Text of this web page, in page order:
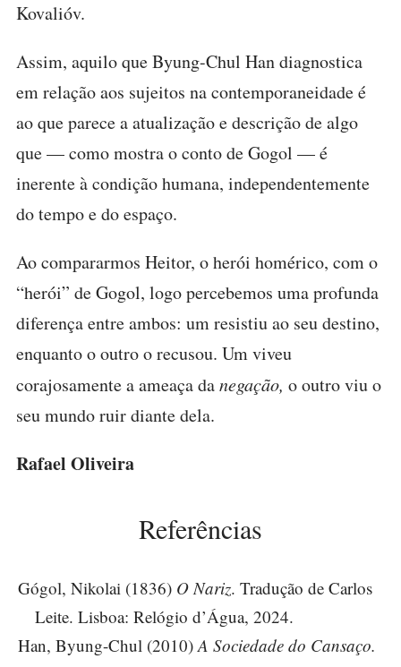
Kovalióv.
Assim, aquilo que Byung-Chul Han diagnostica
em relação aos sujeitos na contemporaneidade é
ao que parece a atualização e descrição de algo
que — como mostra o conto de Gogol — é
inerente à condição humana, independentemente
do tempo e do espaço.
Ao compararmos Heitor, o herói homérico, com o
“herói” de Gogol, logo percebemos uma profunda
diferença entre ambos: um resistiu ao seu destino,
enquanto o outro o recusou. Um viveu
corajosamente a ameaça danegação, o outro viu o
seu mundo ruir diante dela.
Rafael Oliveira
Referências
Gógol, Nikolai (1836) O Nariz. Tradução de Carlos
Leite. Lisboa: Relógio d’Água, 2024.
Han, Byung-Chul (2010) A Sociedade do Cansaço.